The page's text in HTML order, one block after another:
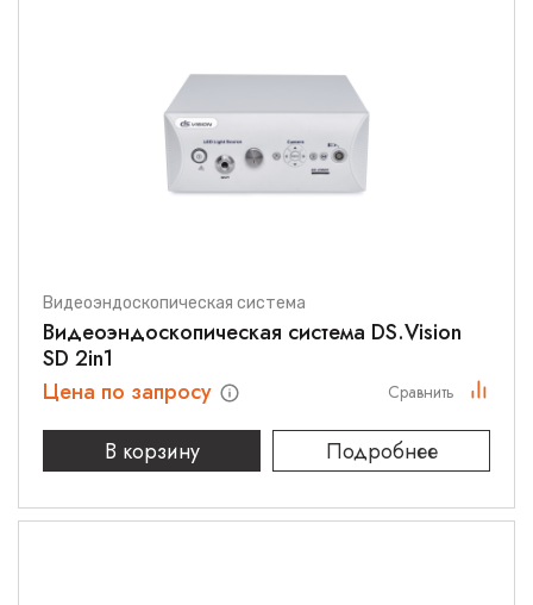
Видеоэндоскопическая система
Видеоэндоскопическая система DS.Vision
SD 2in1
Цена по запросу
В корзину
Подробнее
Сравнить